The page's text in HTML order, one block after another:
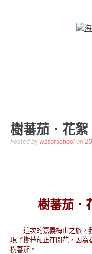
樹蕃茄．花絮
Posted by waterschool on
樹蕃茄．
這次的嘉義梅山之旅，
現了樹蕃茄正在開花，因為
樹蕃茄。